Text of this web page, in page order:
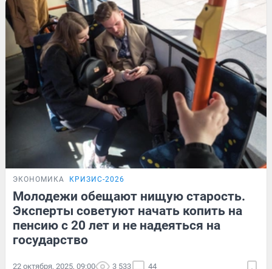
ЭКОНОМИКА КРИЗИС-2026
Молодежи обещают нищую старость.
Эксперты советуют начать копить на
пенсию с 20 лет и не надеяться на
государство
22 октября, 2025, 09:00 3 533 44